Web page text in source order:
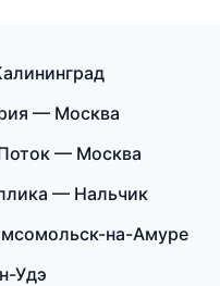
— Москва
— Москва
— Нальчик
на-Амуре
Удэ